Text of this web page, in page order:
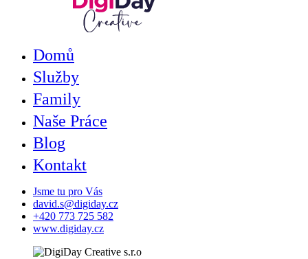
Domů
Služby
Family
Naše Práce
Blog
Kontakt
Jsme tu pro Vás
david.s@digiday.cz
+420 773 725 582
www.digiday.cz